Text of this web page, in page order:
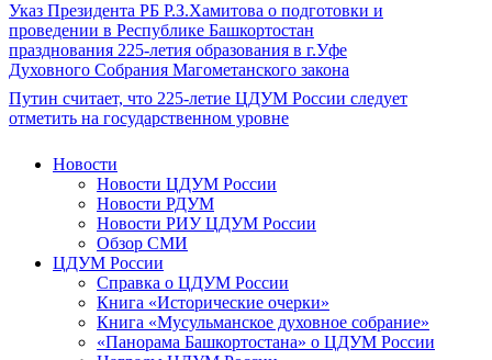
Указ Президента РБ Р.З.Хамитова о подготовки и
проведении в Республике Башкортостан
празднования 225-летия образования в г.Уфе
Духовного Собрания Магометанского закона
Путин считает, что 225-летие ЦДУМ России следует
отметить на государственном уровне
Новости
Новости ЦДУМ России
Новости РДУМ
Новости РИУ ЦДУМ России
Обзор СМИ
ЦДУМ России
Справка о ЦДУМ России
Книга «Исторические очерки»
Книга «Мусульманское духовное собрание»
«Панорама Башкортостана» о ЦДУМ России